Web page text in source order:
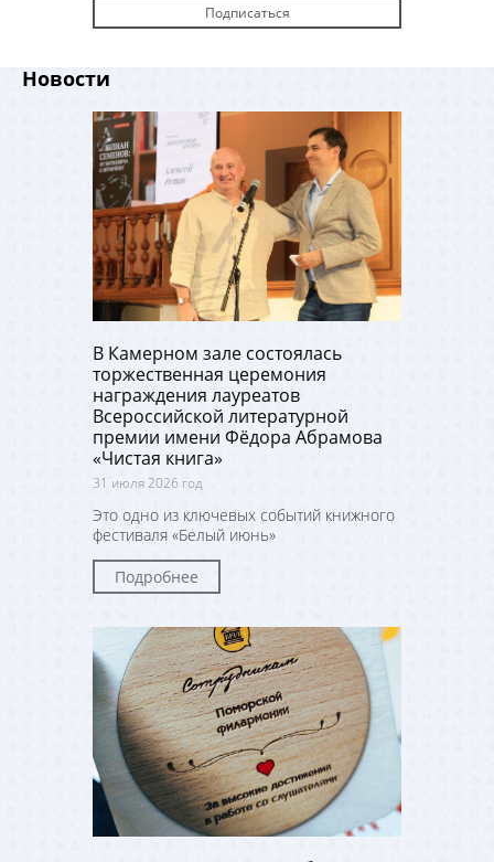
Новости
В Камерном зале состоялась
торжественная церемония
награждения лауреатов
Всероссийской литературной
премии имени Фёдора Абрамова
«Чистая книга»
31 июля 2026 год
Это одно из ключевых событий книжного
фестиваля «Белый июнь»
Подробнее